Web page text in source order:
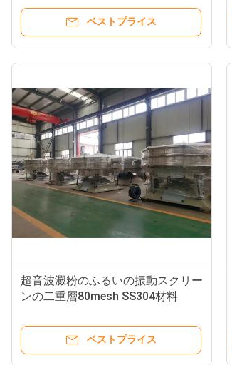
ベストプライス
超音波澱粉のふるいの振動スクリー
ンの二重層80mesh SS304材料
ベストプライス